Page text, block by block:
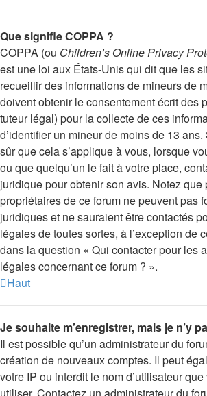
Que signifie COPPA ?
COPPA (ou Children’s Online Privacy
est une loi aux États-Unis qui dit que les
recueillir des informations de mineurs de
doivent obtenir le consentement écrit des
tuteur légal) pour la collecte de ces
d’identifier un mineur de moins de 13 ans.
sûr que cela s’applique à vous, lorsque
ou que quelqu’un le fait à votre place,
juridique pour obtenir son avis. Notez
propriétaires de ce forum ne peuvent pas
juridiques et ne sauraient être contactés
légales de toutes sortes, à l’exception de
dans la question « Qui contacter pour les
légales concernant ce forum ? ».
Haut
Je souhaite m’enregistrer, mais je n’y
Il est possible qu’un administrateur du
création de nouveaux comptes. Il peut
votre IP ou interdit le nom d’utilisateur